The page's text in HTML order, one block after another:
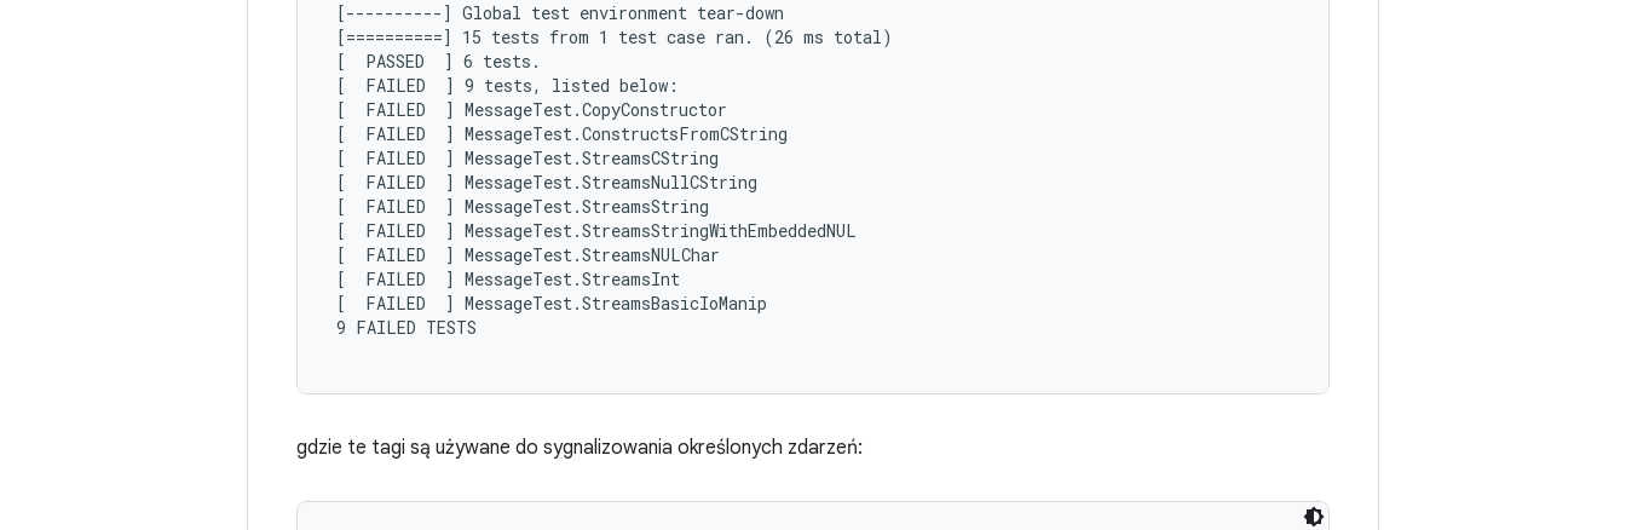
[----------] Global test environment tear-down
[==========] 15 tests from 1 test case ran. (26 ms total)
[  PASSED  ] 6 tests.
[  FAILED  ] 9 tests, listed below:
[  FAILED  ] MessageTest.CopyConstructor
[  FAILED  ] MessageTest.ConstructsFromCString
[  FAILED  ] MessageTest.StreamsCString
[  FAILED  ] MessageTest.StreamsNullCString
[  FAILED  ] MessageTest.StreamsString
[  FAILED  ] MessageTest.StreamsStringWithEmbeddedNUL
[  FAILED  ] MessageTest.StreamsNULChar
[  FAILED  ] MessageTest.StreamsInt
[  FAILED  ] MessageTest.StreamsBasicIoManip
9 FAILED TESTS
gdzie te tagi są używane do sygnalizowania określonych zdarzeń: